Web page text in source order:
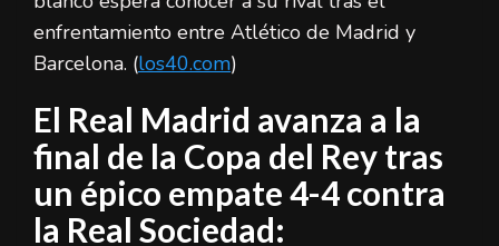
enfrentamiento entre Atlético de Madrid y
Barcelona. (los40.com)
El Real Madrid avanza a la
final de la Copa del Rey tras
un épico empate 4-4 contra
la Real Sociedad: